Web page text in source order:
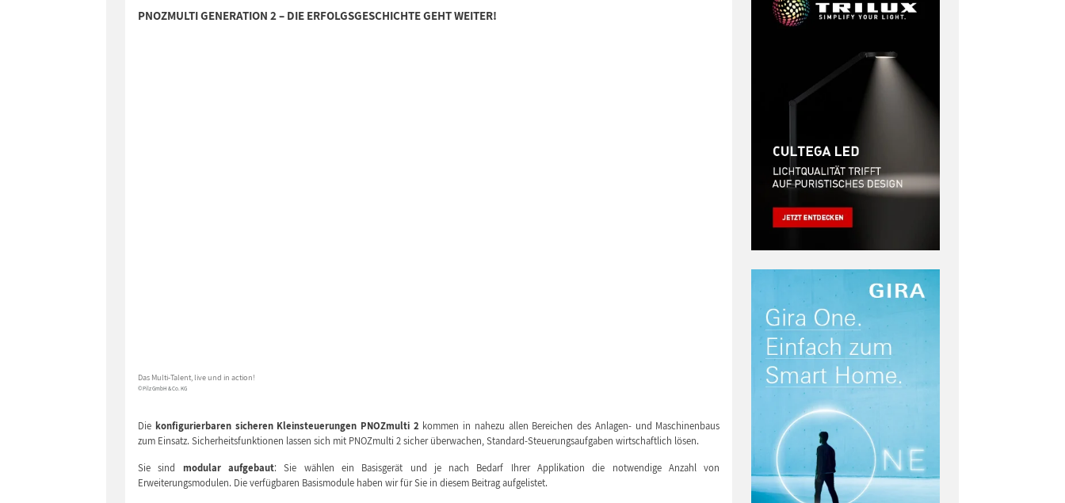
PNOZMULTI GENERATION 2 – DIE ERFOLGSGESCHICHTE GEHT WEITER!
Das Multi-Talent, live und in action!
© Pilz GmbH & Co. KG
Die konfigurierbaren sicheren Kleinsteuerungen PNOZmulti 2 kommen in nahezu allen Bereichen des Anlagen- und Maschinenbaus
zum Einsatz. Sicherheitsfunktionen lassen sich mit PNOZmulti 2 sicher überwachen, Standard-Steuerungsaufgaben wirtschaftlich lösen.
Sie sind modular aufgebaut: Sie wählen ein Basisgerät und je nach Bedarf Ihrer Applikation die notwendige Anzahl von
Erweiterungsmodulen. Die verfügbaren Basismodule haben wir für Sie in diesem Beitrag aufgelistet.